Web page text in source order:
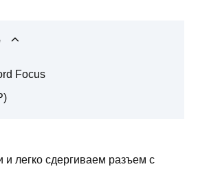
Focus
и легко сдергиваем разъем с